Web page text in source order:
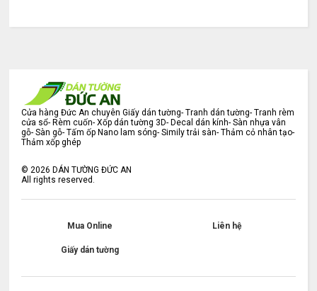
Cửa hàng Đức An chuyên Giấy dán tường- Tranh dán tường- Tranh rèm
cửa sổ- Rèm cuốn- Xốp dán tường 3D- Decal dán kính- Sàn nhựa vân
gỗ- Sàn gỗ- Tấm ốp Nano lam sóng- Simily trải sàn- Thảm cỏ nhân tạo-
Thảm xốp ghép
© 2026 DÁN TƯỜNG ĐỨC AN
All rights reserved.
Mua Online Liên hệ
Giấy dán tường